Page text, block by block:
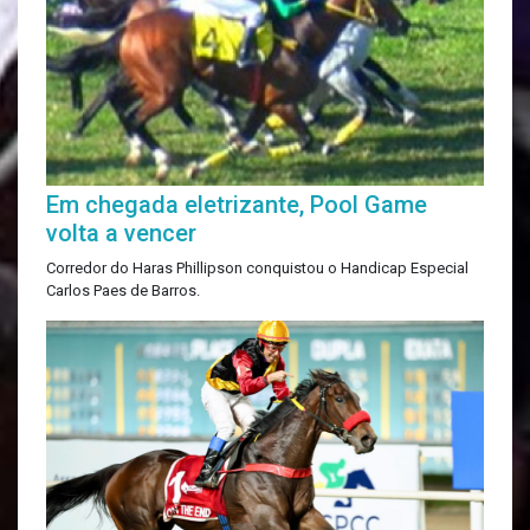
Em chegada eletrizante, Pool Game
volta a vencer
Corredor do Haras Phillipson conquistou o Handicap Especial
Carlos Paes de Barros.